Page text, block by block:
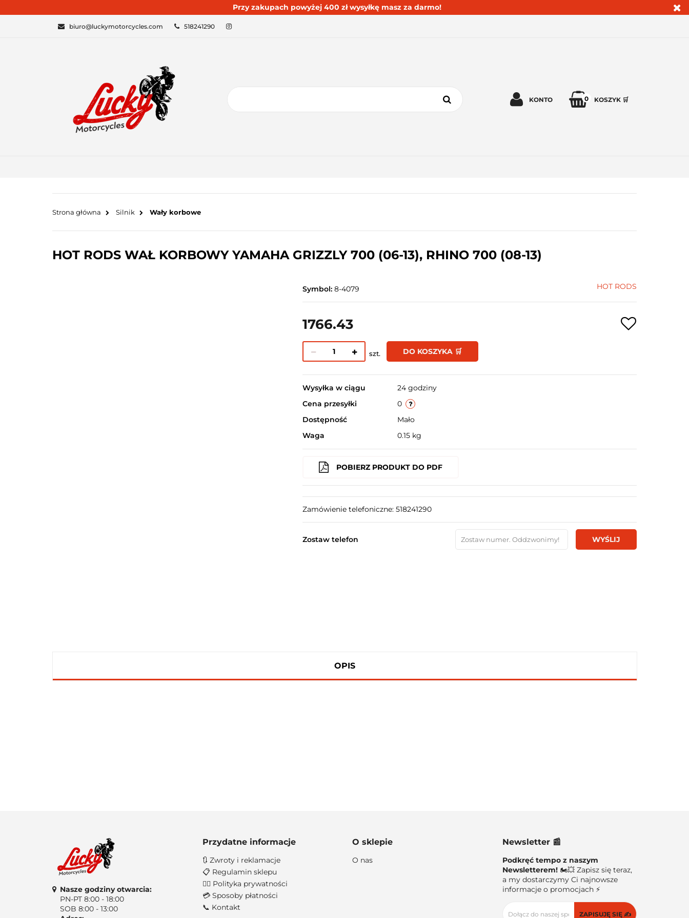
Przy zakupach powyżej 400 zł wysyłkę masz za darmo!
biuro@luckymotorcycles.com 518241290
KONTO 0 KOSZYK 🛒
KATEGORIE BESTSELLERY
Strona główna Silnik Wały korbowe
HOT RODS WAŁ KORBOWY YAMAHA GRIZZLY 700 (06-13), RHINO 700 (08-13)
Symbol: 8-4079 HOT RODS
1766.43
szt. DO KOSZYKA 🛒
Wysyłka w ciągu
24 godziny
Cena przesyłki
0
Dostępność
Mało
Waga
0.15 kg
POBIERZ PRODUKT DO PDF
Zamówienie telefoniczne: 518241290
Zostaw telefon WYŚLIJ
OPIS
Nasze godziny otwarcia:
PN-PT 8:00 - 18:00
SOB 8:00 - 13:00
Przydatne informacje
🔃 Zwroty i reklamacje
📋 Regulamin sklepu
🐱‍👤 Polityka prywatności
💳 Sposoby płatności
📞 Kontakt
O sklepie
O nas
Newsletter 📰
Podkręć tempo z naszym
Newsletterem!🏍️💥 Zapisz się teraz,
a my dostarczymy Ci najnowsze
informacje o promocjach ⚡